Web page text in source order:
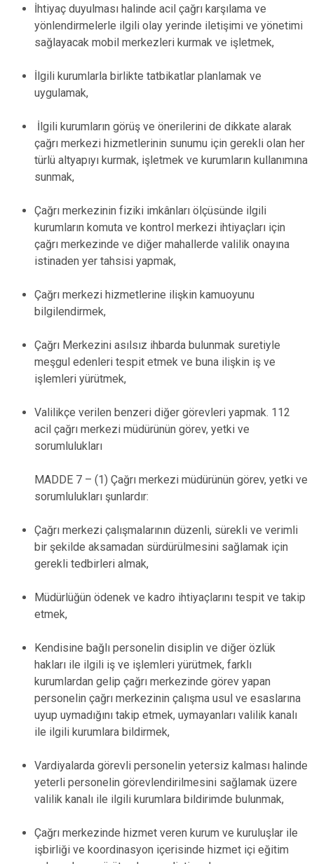
İhtiyaç duyulması halinde acil çağrı karşılama ve
yönlendirmelerle ilgili olay yerinde iletişimi ve yönetimi
sağlayacak mobil merkezleri kurmak ve işletmek,
İlgili kurumlarla birlikte tatbikatlar planlamak ve
uygulamak,
İlgili kurumların görüş ve önerilerini de dikkate alarak
çağrı merkezi hizmetlerinin sunumu için gerekli olan her
türlü altyapıyı kurmak, işletmek ve kurumların kullanımına
sunmak,
Çağrı merkezinin fiziki imkânları ölçüsünde ilgili
kurumların komuta ve kontrol merkezi ihtiyaçları için
çağrı merkezinde ve diğer mahallerde valilik onayına
istinaden yer tahsisi yapmak,
Çağrı merkezi hizmetlerine ilişkin kamuoyunu
bilgilendirmek,
Çağrı Merkezini asılsız ihbarda bulunmak suretiyle
meşgul edenleri tespit etmek ve buna ilişkin iş ve
işlemleri yürütmek,
Valilikçe verilen benzeri diğer görevleri yapmak. 112
acil çağrı merkezi müdürünün görev, yetki ve
sorumlulukları
MADDE 7 – (1) Çağrı merkezi müdürünün görev, yetki ve
sorumlulukları şunlardır:
Çağrı merkezi çalışmalarının düzenli, sürekli ve verimli
bir şekilde aksamadan sürdürülmesini sağlamak için
gerekli tedbirleri almak,
Müdürlüğün ödenek ve kadro ihtiyaçlarını tespit ve takip
etmek,
Kendisine bağlı personelin disiplin ve diğer özlük
hakları ile ilgili iş ve işlemleri yürütmek, farklı
kurumlardan gelip çağrı merkezinde görev yapan
personelin çağrı merkezinin çalışma usul ve esaslarına
uyup uymadığını takip etmek, uymayanları valilik kanalı
ile ilgili kurumlara bildirmek,
Vardiyalarda görevli personelin yetersiz kalması halinde
yeterli personelin görevlendirilmesini sağlamak üzere
valilik kanalı ile ilgili kurumlara bildirimde bulunmak,
Çağrı merkezinde hizmet veren kurum ve kuruluşlar ile
işbirliği ve koordinasyon içerisinde hizmet içi eğitim